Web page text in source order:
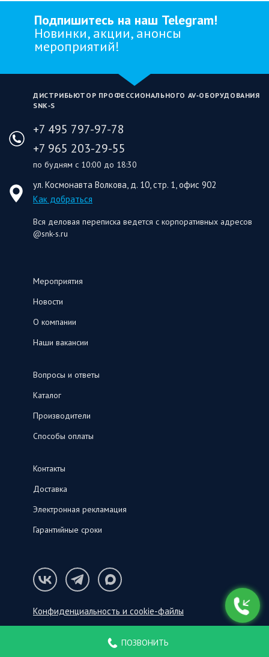
Подпишитесь на наш Telegram!
Новинки, акции, анонсы
мероприятий!
ДИСТРИБЬЮТОР ПРОФЕССИОНАЛЬНОГО AV‑ОБОРУДОВАНИЯ
SNK‑S
+7 495 797-97-78
+7 965 203-29-55
по будням с 10:00 до 18:30
ул. Космонавта Волкова, д. 10, стр. 1, офис 902
Как добраться
Вся деловая переписка ведется с корпоративных адресов
@snk-s.ru
Мероприятия
Новости
О компании
Наши вакансии
Вопросы и ответы
Каталог
Производители
Способы оплаты
Контакты
Доставка
Электронная рекламация
Гарантийные сроки
Конфиденциальность и cookie-файлы
ПОЗВОНИТЬ